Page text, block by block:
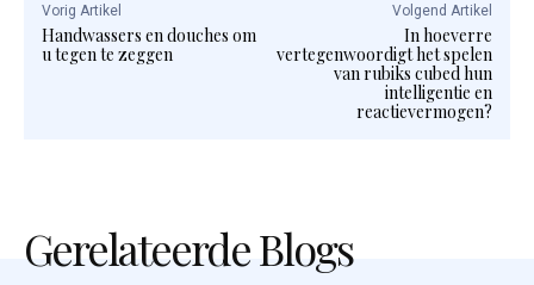
Vorig Artikel
Handwassers en douches om
u tegen te zeggen
Volgend Artikel
In hoeverre
vertegenwoordigt het spelen
van rubiks cubed hun
intelligentie en
reactievermogen?
Gerelateerde Blogs